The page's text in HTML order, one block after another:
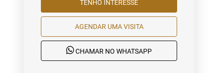
TENHO INTERESSE
AGENDAR UMA VISITA
CHAMAR NO WHATSAPP